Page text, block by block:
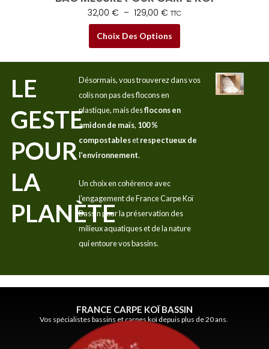
32,00 € – 129,00 € TTC
Choix Des Options
LE
GESTE
POUR
LA
PLANÈTE
Désormais, vous trouverez dans vos
colis non pas des flocons en
plastique, mais desflocons en
amidon de maïs, 100 %
compostablesetrespectueux de
l’environnement.
Un choix en cohérence avec
l’engagement de France Carpe Koï
Bassin pour la préservation des
milieux aquatiques et de la nature
qui entoure vos bassins.
FRANCE CARPE KOÏ BASSIN
Vos spécialistes bassins et carpes koï depuis plus de 20 ans.